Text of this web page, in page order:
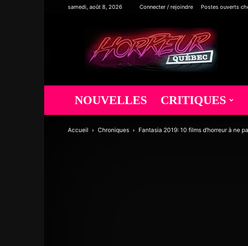
samedi, août 8, 2026 Connecter / rejoindre Postes ouverts
Horreur
Québec
NOUVELLES CRITIQUES
Accueil Chroniques Fantasia 2019: 10 films d’horreur à ne